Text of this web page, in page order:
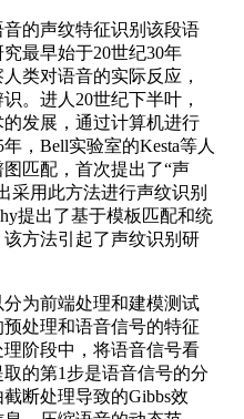
的声纹特征识别该段语
最早始于20世纪30年
类对语音的实际反应，
。进人20世纪下半叶，
发展，通过计算机进行
，Bell实验室的Kesta等人
匹配，首次提出了“声
采用此方法进行声纹识别
提出了基于模板匹配和统
方法引起了声纹识别研
为前端处理和建模测试
处理和语音信号的特征
阶段中，将语音信号看
的第1步是语音信号的分
断处理导致的Gibbs效